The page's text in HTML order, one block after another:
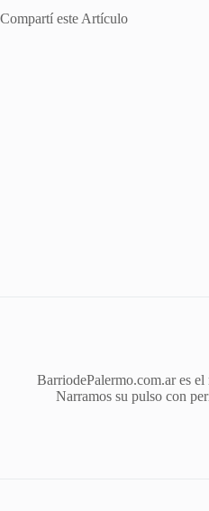
Compartí este Artículo
BarriodePalermo.com.ar es
Narramos su pulso con